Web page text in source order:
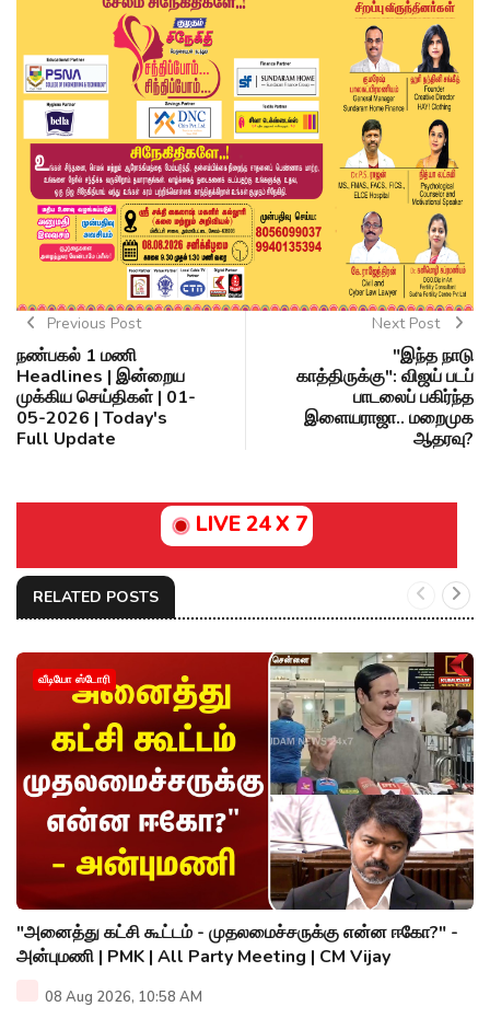
Previous Post
நண்பகல் 1 மணி
Headlines | இன்றைய
முக்கிய செய்திகள் | 01-
05-2026 | Today's
Full Update
Next Post
"இந்த நாடு
காத்திருக்கு": விஜய் படப்
பாடலைப் பகிர்ந்த
இளையராஜா.. மறைமுக
ஆதரவு?
LIVE 24 X 7
RELATED POSTS
வீடியோ ஸ்டோரி
"அனைத்து கட்சி கூட்டம் - முதலமைச்சருக்கு என்ன ஈகோ?" -
அன்புமணி | PMK | All Party Meeting | CM Vijay
08 Aug 2026, 10:58 AM